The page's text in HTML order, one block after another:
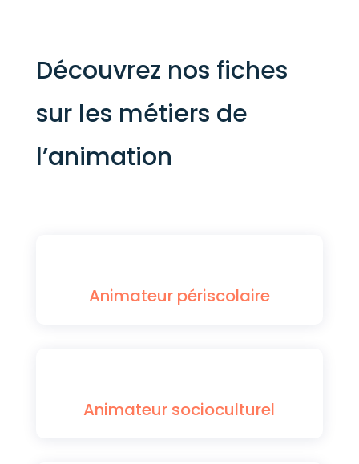
Découvrez nos fiches
sur les métiers de
l’animation
Animateur périscolaire
Animateur socioculturel